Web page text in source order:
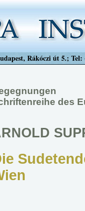
Rákóczi út 5.;
des